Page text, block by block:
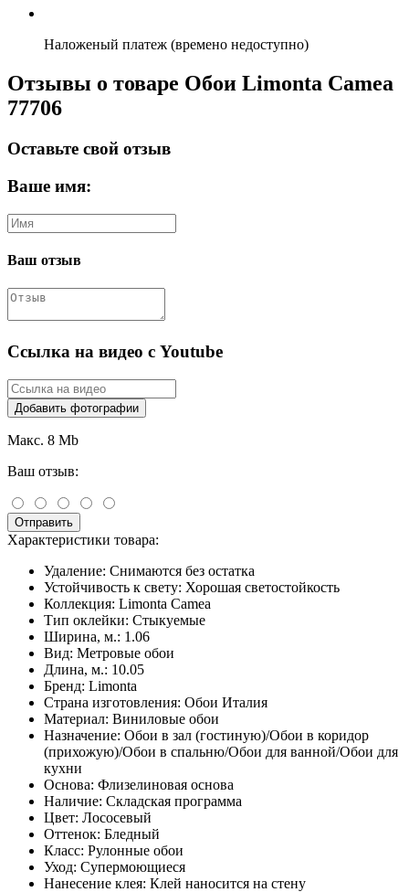
Наложеный платеж (времено недоступно)
Отзывы о товаре Обои Limonta Camea
77706
Оставьте свой отзыв
Ваше имя:
Ваш отзыв
Ссылка на видео с Youtube
Добавить фотографии
Макс. 8 Mb
Ваш отзыв:
Отправить
Характеристики товара:
Удаление: Снимаются без остатка
Устойчивость к свету: Хорошая светостойкость
Коллекция: Limonta Camea
Тип оклейки: Стыкуемые
Ширина, м.: 1.06
Вид: Метровые обои
Длина, м.: 10.05
Бренд: Limonta
Страна изготовления: Обои Италия
Материал: Виниловые обои
Назначение: Обои в зал (гостиную)/Обои в коридор
(прихожую)/Обои в спальню/Обои для ванной/Обои для
кухни
Основа: Флизелиновая основа
Наличие: Складская программа
Цвет: Лососевый
Оттенок: Бледный
Класс: Рулонные обои
Уход: Супермоющиеся
Нанесение клея: Клей наносится на стену